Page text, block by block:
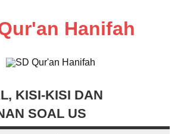
Hanifah
KISI-KISI DAN
SOAL US